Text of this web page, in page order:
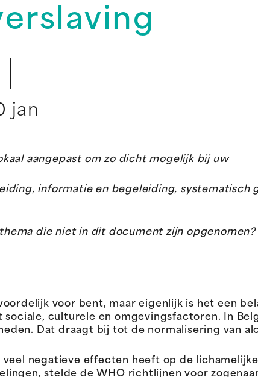
jan
aangepast om zo dicht mogelijk bij uw
informatie en begeleiding, systematisch
die niet in dit document zijn opgenomen?
voor bent, maar eigenlijk is het een
culturele en omgevingsfactoren. In
Dat draagt bij tot de normalisering van
negatieve effecten heeft op de
stelde de WHO richtlijnen voor